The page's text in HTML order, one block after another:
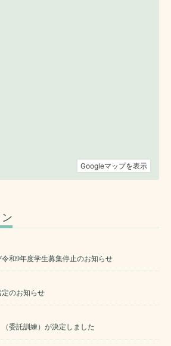
和9年度学生募集停止のお知らせ
のお知らせ
委託訓練）が決定しました